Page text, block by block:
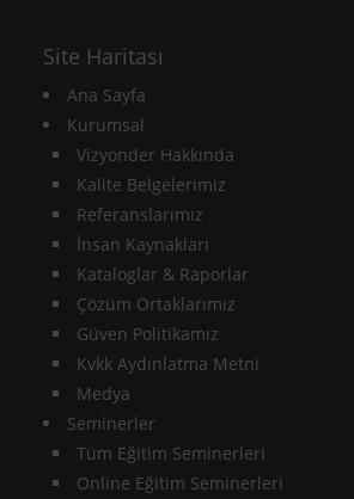
Site Haritası
Ana Sayfa
Kurumsal
Vizyonder Hakkında
Kalite Belgelerimiz
Referanslarımız
İnsan Kaynakları
Kataloglar & Raporlar
Çözüm Ortaklarımız
Güven Politikamız
Kvkk Aydınlatma Metni
Medya
Seminerler
Tüm Eğitim Seminerleri
Online Eğitim Seminerleri